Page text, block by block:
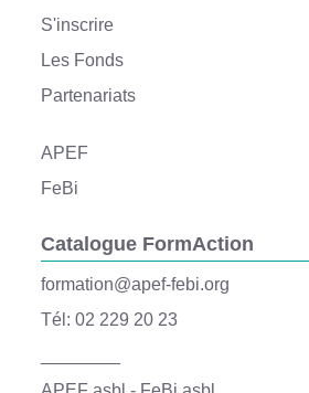
S'inscrire
Les Fonds
Partenariats
APEF
FeBi
Catalogue FormAction
formation@apef-febi.org
Tél: 02 229 20 23